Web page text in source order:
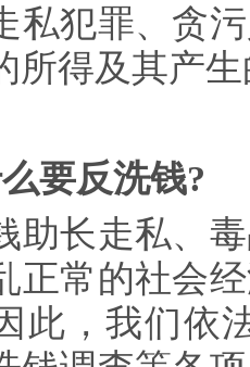
私犯罪、贪
所得及其产
要反洗钱?
助长走私、
正常的社会
此，我们依